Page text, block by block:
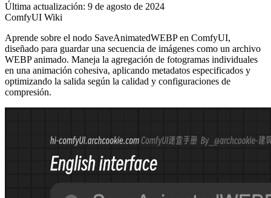
Última actualización: 9 de agosto de 2024
ComfyUI Wiki
Aprende sobre el nodo SaveAnimatedWEBP en ComfyUI,
diseñado para guardar una secuencia de imágenes como un archivo
WEBP animado. Maneja la agregación de fotogramas individuales
en una animación cohesiva, aplicando metadatos especificados y
optimizando la salida según la calidad y configuraciones de
compresión.